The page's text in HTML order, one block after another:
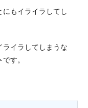
にもイライラしてし
イラしてしまうな
です。